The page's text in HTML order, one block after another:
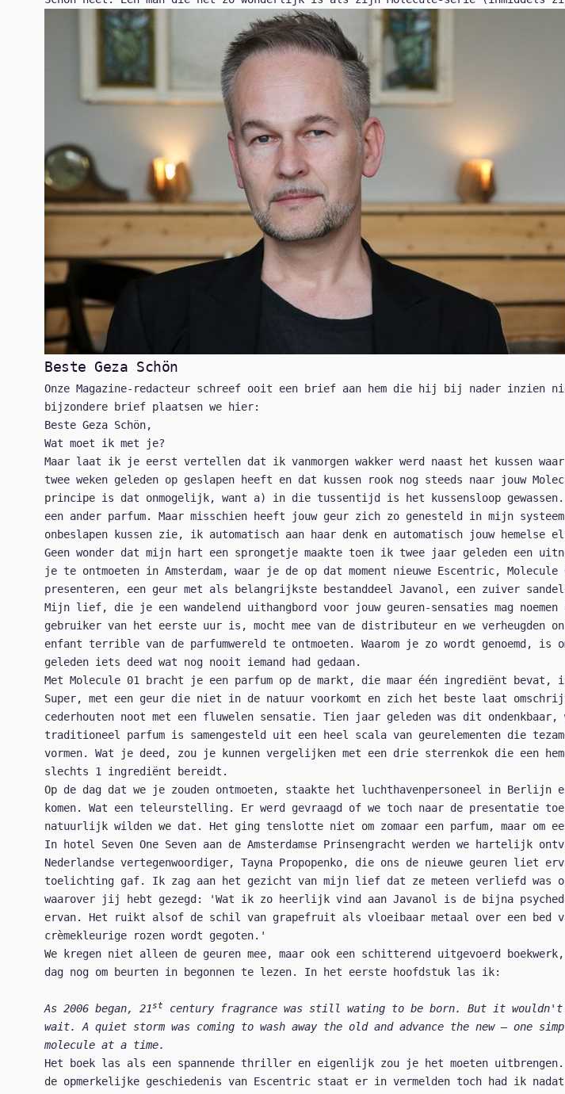
Beste Geza Schön
Onze Magazine-redacteur schreef ooit een brief aan hem die hij bij nader inzien
bijzondere brief plaatsen we hier:
Beste Geza Schön,
Wat moet ik met je?
Maar laat ik je eerst vertellen dat ik vanmorgen wakker werd naast het kussen
twee weken geleden op geslapen heeft en dat kussen rook nog steeds naar jouw
principe is dat onmogelijk, want a) in die tussentijd is het kussensloop
een ander parfum. Maar misschien heeft jouw geur zich zo genesteld in mijn
onbeslapen kussen zie, ik automatisch aan haar denk en automatisch jouw hemelse
Geen wonder dat mijn hart een sprongetje maakte toen ik twee jaar geleden een
je te ontmoeten in Amsterdam, waar je de op dat moment nieuwe Escentric, Molecule
presenteren, een geur met als belangrijkste bestanddeel Javanol, een zuiver
Mijn lief, die je een wandelend uithangbord voor jouw geuren-sensaties mag noemen
gebruiker van het eerste uur is, mocht mee van de distributeur en we verheugden
enfant terrible van de parfumwereld te ontmoeten. Waarom je zo wordt genoemd,
geleden iets deed wat nog nooit iemand had gedaan.
Met Molecule 01 bracht je een parfum op de markt, die maar één ingrediënt
Super, met een geur die niet in de natuur voorkomt en zich het beste laat
cederhouten noot met een fluwelen sensatie. Tien jaar geleden was dit ondenkbaar,
traditioneel parfum is samengesteld uit een heel scala van geurelementen die
vormen. Wat je deed, zou je kunnen vergelijken met een drie sterrenkok die een
slechts 1 ingrediënt bereidt.
Op de dag dat we je zouden ontmoeten, staakte het luchthavenpersoneel in Berlijn
komen. Wat een teleurstelling. Er werd gevraagd of we toch naar de presentatie
natuurlijk wilden we dat. Het ging tenslotte niet om zomaar een parfum, maar om
In hotel Seven One Seven aan de Amsterdamse Prinsengracht werden we hartelijk
Nederlandse vertegenwoordiger, Tayna Propopenko, die ons de nieuwe geuren liet
toelichting gaf. Ik zag aan het gezicht van mijn lief dat ze meteen verliefd was
waarover jij hebt gezegd: 'Wat ik zo heerlijk vind aan Javanol is de bijna
ervan. Het ruikt alsof de schil van grapefruit als vloeibaar metaal over een bed
crèmekleurige rozen wordt gegoten.'
We kregen niet alleen de geuren mee, maar ook een schitterend uitgevoerd
dag nog om beurten in begonnen te lezen. In het eerste hoofdstuk las ik:
As 2006 began, 21st
century fragrance was still wating to be born. But it wouldn't
wait. A quiet storm was coming to wash away the old and advance the new – one
molecule at a time.
Het boek las als een spannende thriller en eigenlijk zou je het moeten
de opmerkelijke geschiedenis van Escentric staat er in vermelden toch had ik